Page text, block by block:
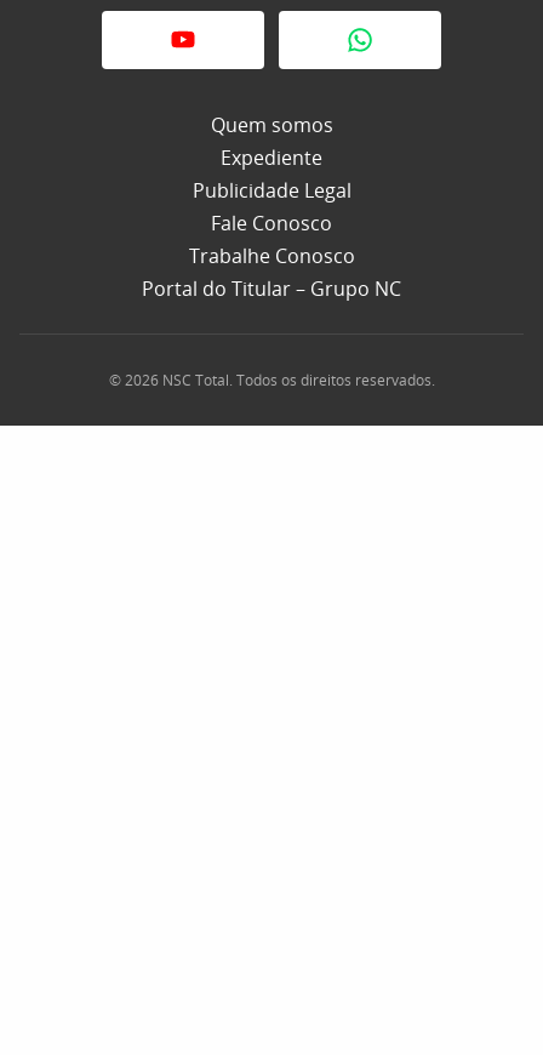
Quem somos
Expediente
Publicidade Legal
Fale Conosco
Trabalhe Conosco
Portal do Titular – Grupo NC
© 2026 NSC Total. Todos os direitos reservados.